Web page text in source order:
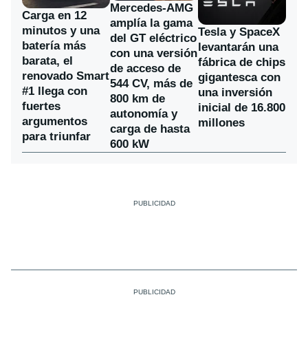
Carga en 12
minutos y una
batería más
barata, el
renovado Smart
#1 llega con
fuertes
argumentos
para triunfar
Mercedes-AMG
amplía la gama
del GT eléctrico
con una versión
de acceso de
544 CV, más de
800 km de
autonomía y
carga de hasta
600 kW
Tesla y SpaceX
levantarán una
fábrica de chips
gigantesca con
una inversión
inicial de 16.800
millones